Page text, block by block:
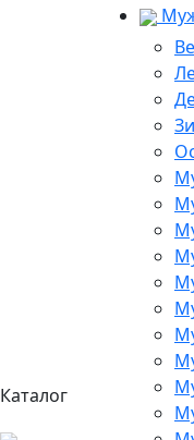
Каталог